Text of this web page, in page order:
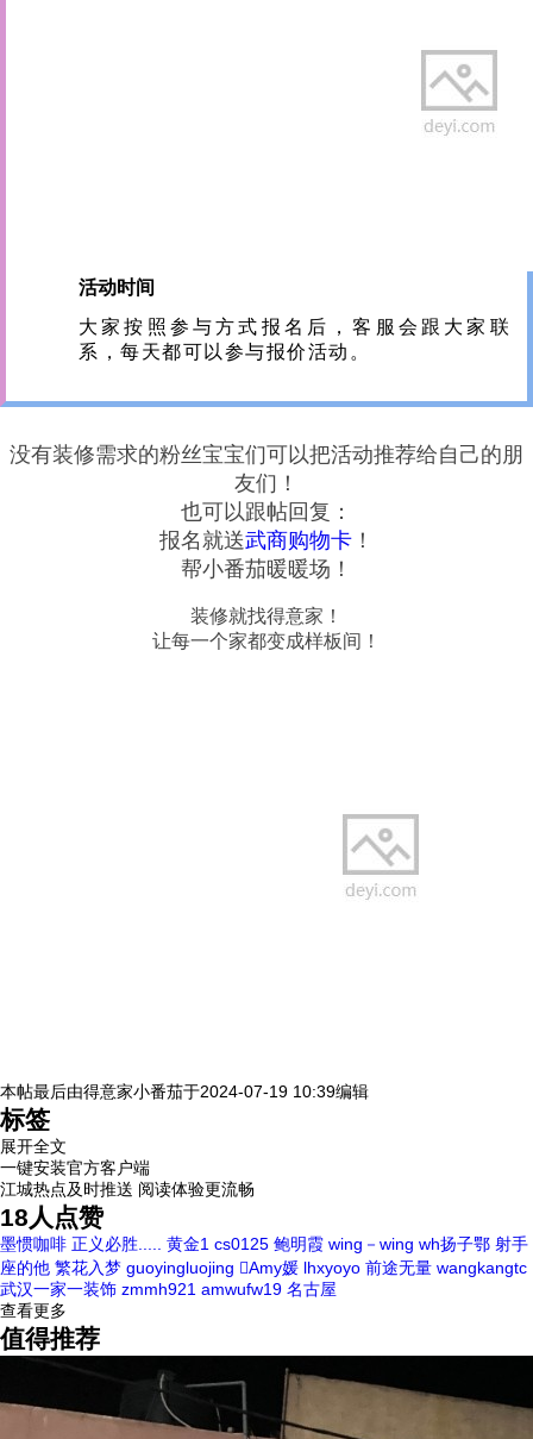
活动时间
大家按照参与方式报名后，客服会跟大家联
系，每天都可以参与报价活动。
没有装修需求的粉丝宝宝们可以把活动推荐给自己的朋
友们！
也可以跟帖回复：
报名就送武商购物卡 ！
帮小番茄暖暖场！
装修就找得意家！
让每一个家都变成样板间！
本帖最后由得意家小番茄于2024-07-19 10:39编辑
标签
展开全文
一键安装官方客户端
江城热点及时推送 阅读体验更流畅
18 人点赞
墨惯咖啡 正义必胜..... 黄金1 cs0125 鲍明霞 wing－wing wh扬子鄂 射手
座的他 繁花入梦 guoyingluojing Amy媛 lhxyoyo 前途无量 wangkangtc
武汉一家一装饰 zmmh921 amwufw19 名古屋
查看更多
值得推荐